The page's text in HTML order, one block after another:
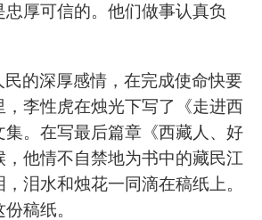
厚可信的。他们做事认真负
的深厚感情，在完成使命快要
李性虎在烛光下写了《走进西
。在写最后篇章《西藏人、好
，他情不自禁地为书中的藏民江
泪水和烛花一同滴在稿纸上。
稿纸。